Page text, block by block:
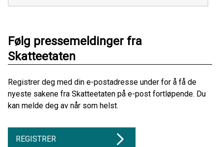
Følg pressemeldinger fra
Skatteetaten
Registrer deg med din e-postadresse under for å få de
nyeste sakene fra Skatteetaten på e-post fortløpende. Du
kan melde deg av når som helst.
REGISTRER